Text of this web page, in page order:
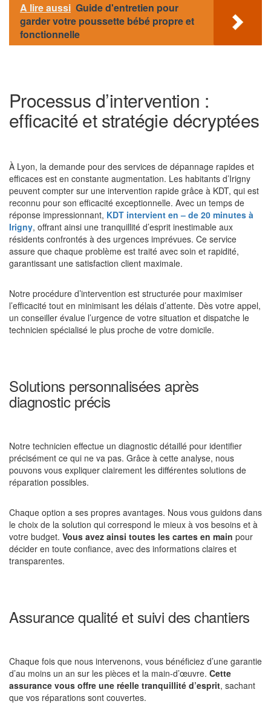
A lire aussi Guide d'entretien pour
garder votre poussette bébé propre et
fonctionnelle
Processus d’intervention :
efficacité et stratégie décryptées
À Lyon, la demande pour des services de dépannage rapides et
efficaces est en constante augmentation. Les habitants d’Irigny
peuvent compter sur une intervention rapide grâce à KDT, qui est
reconnu pour son efficacité exceptionnelle. Avec un temps de
réponse impressionnant, KDT intervient en – de 20 minutes à
Irigny, offrant ainsi une tranquillité d’esprit inestimable aux
résidents confrontés à des urgences imprévues. Ce service
assure que chaque problème est traité avec soin et rapidité,
garantissant une satisfaction client maximale.
Notre procédure d’intervention est structurée pour maximiser
l’efficacité tout en minimisant les délais d’attente. Dès votre appel,
un conseiller évalue l’urgence de votre situation et dispatche le
technicien spécialisé le plus proche de votre domicile.
Solutions personnalisées après
diagnostic précis
Notre technicien effectue un diagnostic détaillé pour identifier
précisément ce qui ne va pas. Grâce à cette analyse, nous
pouvons vous expliquer clairement les différentes solutions de
réparation possibles.
Chaque option a ses propres avantages. Nous vous guidons dans
le choix de la solution qui correspond le mieux à vos besoins et à
votre budget. Vous avez ainsi toutes les cartes en main pour
décider en toute confiance, avec des informations claires et
transparentes.
Assurance qualité et suivi des chantiers
Chaque fois que nous intervenons, vous bénéficiez d’une garantie
d’au moins un an sur les pièces et la main-d’œuvre. Cette
assurance vous offre une réelle tranquillité d’esprit, sachant
que vos réparations sont couvertes.